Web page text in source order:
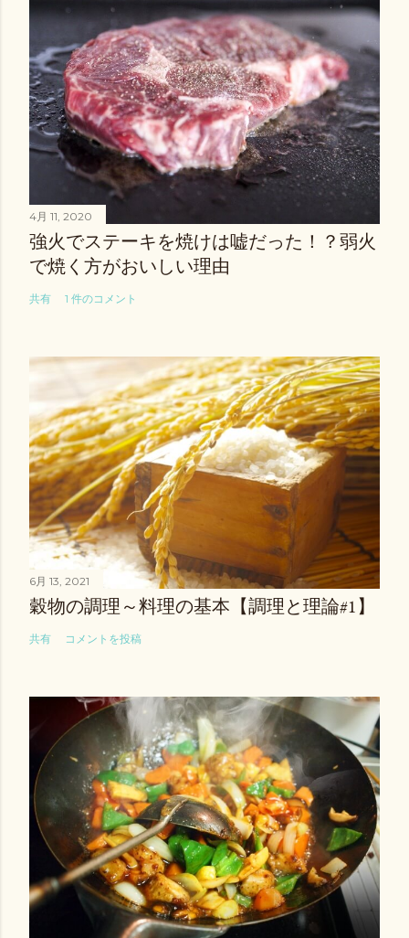
4月 11, 2020
強火でステーキを焼けは嘘だった！？弱火
で焼く方がおいしい理由
共有 1 件のコメント
6月 13, 2021
穀物の調理～料理の基本【調理と理論#1】
共有 コメントを投稿